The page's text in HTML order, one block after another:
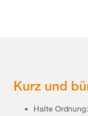
Kurz und
Halte